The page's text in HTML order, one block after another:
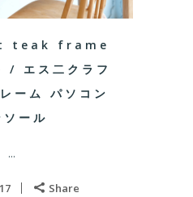
teak frame
エス二クラフ
ーム パソコン
ソール
...
Share